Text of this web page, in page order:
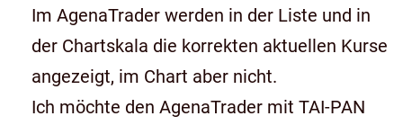
Im AgenaTrader werden in der Liste und in
der Chartskala die korrekten aktuellen Kurse
angezeigt, im Chart aber nicht.
Ich möchte den AgenaTrader mit TAI-PAN